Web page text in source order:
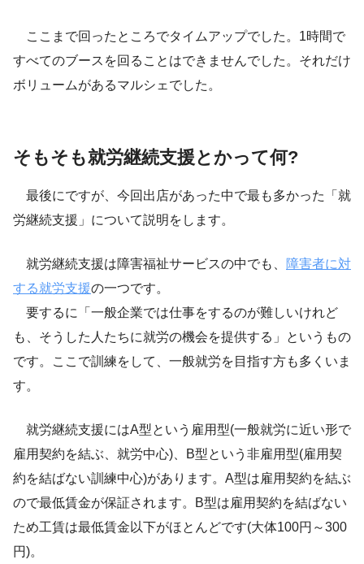
ここまで回ったところでタイムアップでした。1時間で
すべてのブースを回ることはできませんでした。それだけ
ボリュームがあるマルシェでした。
そもそも就労継続支援とかって何?
最後にですが、今回出店があった中で最も多かった「就
労継続支援」について説明をします。
就労継続支援は障害福祉サービスの中でも、
障害者に対
する就労支援の一つです。
要するに「一般企業では仕事をするのが難しいけれど
も、そうした人たちに就労の機会を提供する」というもの
です。ここで訓練をして、一般就労を目指す方も多くいま
す。
就労継続支援にはA型という雇用型(一般就労に近い形で
雇用契約を結ぶ、就労中心)、B型という非雇用型(雇用契
約を結ばない訓練中心)があります。A型は雇用契約を結ぶ
ので最低賃金が保証されます。B型は雇用契約を結ばない
ため工賃は最低賃金以下がほとんどです(大体100円～300
円)。